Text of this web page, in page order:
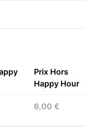
Prix Hors
Happy Hour
6,00 €